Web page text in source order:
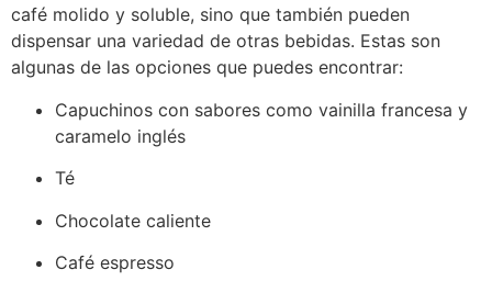
café molido y soluble, sino que también pueden
dispensar una variedad de otras bebidas. Estas son
algunas de las opciones que puedes encontrar:
Capuchinos con sabores como vainilla francesa y
caramelo inglés
Té
Chocolate caliente
Café espresso